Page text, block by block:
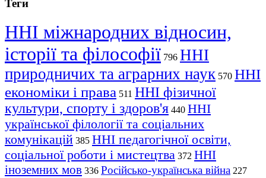
Теги
ННІ міжнародних відносин,
історії та філософії 796 ННІ
природничих та аграрних наук 570 ННІ
економіки і права 511 ННІ фізичної
культури, спорту і здоров'я 440 ННІ
української філології та соціальних
комунікацій 385 ННІ педагогічної освіти,
соціальної роботи і мистецтва 372 ННІ
іноземних мов 336 Російсько-українська війна 227